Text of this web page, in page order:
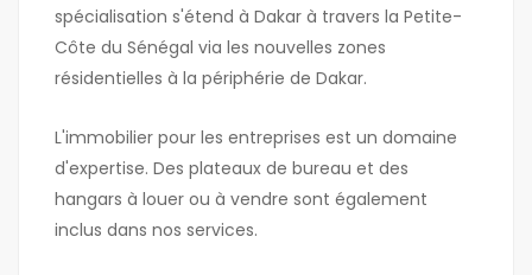
spécialisation s'étend à Dakar à travers la Petite-
Côte du Sénégal via les nouvelles zones
résidentielles à la périphérie de Dakar.
L'immobilier pour les entreprises est un domaine
d'expertise. Des plateaux de bureau et des
hangars à louer ou à vendre sont également
inclus dans nos services.